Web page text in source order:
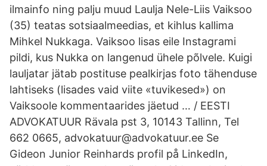
ilmainfo ning palju muud Laulja Nele-Liis Vaiksoo
(35) teatas sotsiaalmeedias, et kihlus kallima
Mihkel Nukkaga. Vaiksoo lisas eile Instagrami
pildi, kus Nukka on langenud ühele põlvele. Kuigi
lauljatar jätab postituse pealkirjas foto tähenduse
lahtiseks (lisades vaid viite «tuvikesed») on
Vaiksoole kommentaarides jäetud … / EESTI
ADVOKATUUR Rävala pst 3, 10143 Tallinn, Tel
662 0665, advokatuur@advokatuur.ee Se
Gideon Junior Reinhards profil på LinkedIn,